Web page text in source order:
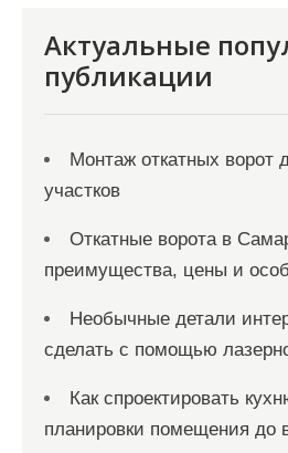
Актуальные
публикации
Монтаж откатных ворот
участков
Откатные ворота в
преимущества, цены и
Необычные детали
сделать с помощью
Как спроектировать
планировки помещения до